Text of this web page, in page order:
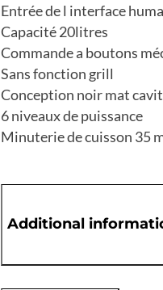
Entrée de l interface
Capacité 20litres
Commande a boutons
Sans fonction grill
Conception noir mat
6 niveaux de puissance
Minuterie de cuisson 35
Additional